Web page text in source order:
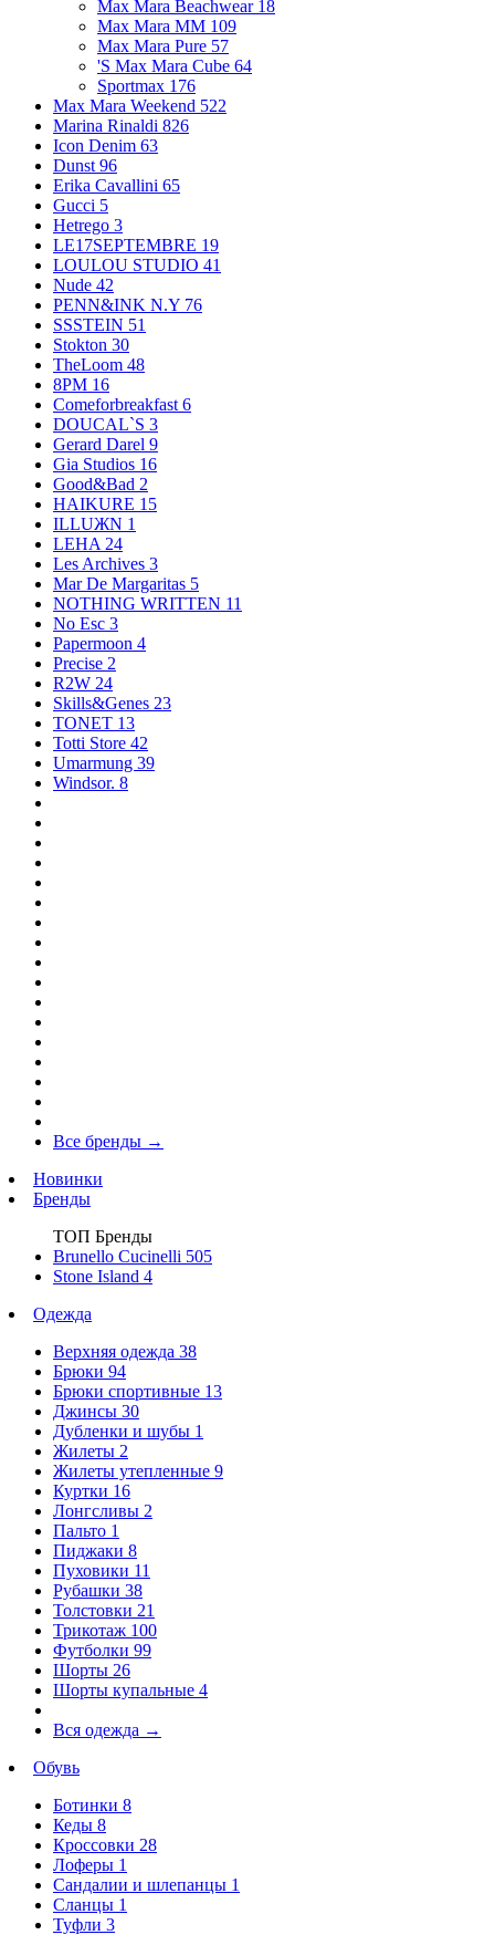
Max Mara Beachwear 18
Max Mara MM 109
Max Mara Pure 57
'S Max Mara Cube 64
Sportmax 176
Max Mara Weekend 522
Marina Rinaldi 826
Icon Denim 63
Dunst 96
Erika Cavallini 65
Gucci 5
Hetrego 3
LE17SEPTEMBRE 19
LOULOU STUDIO 41
Nude 42
PENN&INK N.Y 76
SSSTEIN 51
Stokton 30
TheLoom 48
8PM 16
Comeforbreakfast 6
DOUCAL`S 3
Gerard Darel 9
Gia Studios 16
Good&Bad 2
HAIKURE 15
ILLUЖN 1
LEHA 24
Les Archives 3
Mar De Margaritas 5
NOTHING WRITTEN 11
No Esc 3
Papermoon 4
Precise 2
R2W 24
Skills&Genes 23
TONET 13
Totti Store 42
Umarmung 39
Windsor. 8
Все бренды →
Новинки
Бренды
ТОП Бренды
Brunello Cucinelli 505
Stone Island 4
Одежда
Верхняя одежда 38
Брюки 94
Брюки спортивные 13
Джинсы 30
Дубленки и шубы 1
Жилеты 2
Жилеты утепленные 9
Куртки 16
Лонгсливы 2
Пальто 1
Пиджаки 8
Пуховики 11
Рубашки 38
Толстовки 21
Трикотаж 100
Футболки 99
Шорты 26
Шорты купальные 4
Вся одежда →
Обувь
Ботинки 8
Кеды 8
Кроссовки 28
Лоферы 1
Сандалии и шлепанцы 1
Сланцы 1
Туфли 3